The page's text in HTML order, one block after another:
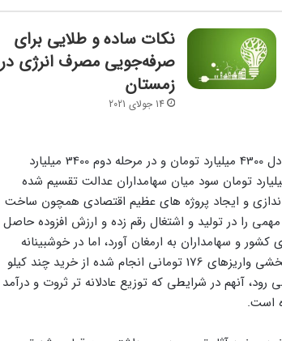
نکات ساده و طلایی برای
صرفه‌جویی مصرف انرژی در
زمستان
14 جولای 2021
طبق اعلام مراجع رسمی ارزش سود تقسیمی در مرحله اول معادل 4300 میلیارد تومان و در مرحله دوم 3400 میلیارد
بوده است و با این حساب می توان گفت مبلغ 7700 میلیارد تومان سود میان سهامداران عدالت تقسیم شده
و ایجاد پروژه های عظیم اقتصادی همچون ساخت
مهمی را در تولید و اشتغال رقم زده و ارزش افزوده حاصل
و سهامداران به ارمغان آورد، اما در خوشبینانه
ترین حالت با توجه به قدرت خرید کنونی پول رایج کشور اثربخشی واریزهای 176 تومانی انجام شده از خرید چند کیلو
آنهم در شرایطی که توزیع عادلانه تر ثروت و درآمد
است.